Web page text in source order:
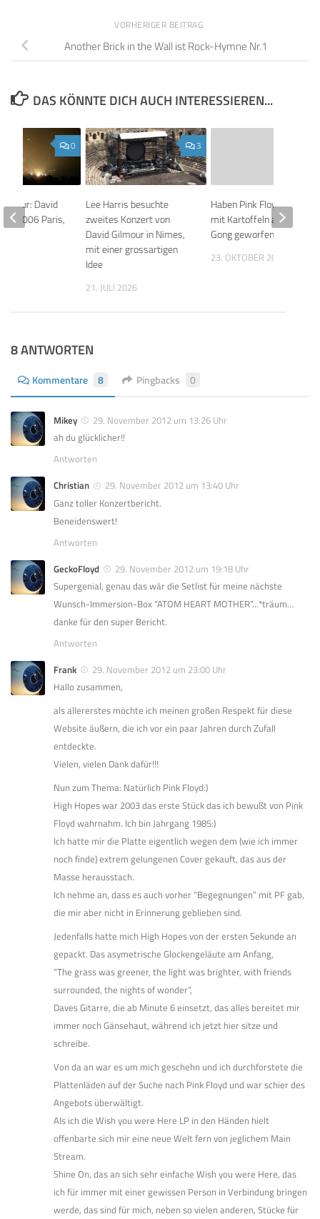
VORHERIGER BEITRAG
Another Brick in the Wall ist Rock-Hymne Nr.1
DAS KÖNNTE DICH AUCH INTERESSIEREN...
3
Lee Harris besuchte
zweites Konzert von
David Gilmour in Nimes,
mit einer grossartigen
Idee
21. JULI 2026
Haben Pink Floyd jemals
mit Kartoffeln auf den
Gong geworfen?
23. OKTOBER 2010
0
Tour: David
Paris,
8 ANTWORTEN
Kommentare 8 Pingbacks 0
Mikey
29. November 2012 um 13:26 Uhr
ah du glücklicher!!
Antworten
Christian
29. November 2012 um 13:40 Uhr
Ganz toller Konzertbericht.
Beneidenswert!
Antworten
GeckoFloyd
29. November 2012 um 19:18 Uhr
Supergenial, genau das wär die Setlist für meine nächste
Wunsch-Immersion-Box “ATOM HEART MOTHER”…*träum…
danke für den super Bericht.
Antworten
Frank
29. November 2012 um 23:00 Uhr
Hallo zusammen,
als allererstes möchte ich meinen großen Respekt für diese
Website äußern, die ich vor ein paar Jahren durch Zufall
entdeckte.
Vielen, vielen Dank dafür!!!
Nun zum Thema: Natürlich Pink Floyd:)
High Hopes war 2003 das erste Stück das ich bewußt von Pink
Floyd wahrnahm. Ich bin Jahrgang 1985:)
Ich hatte mir die Platte eigentlich wegen dem (wie ich immer
noch finde) extrem gelungenen Cover gekauft, das aus der
Masse herausstach.
Ich nehme an, dass es auch vorher “Begegnungen” mit PF gab,
die mir aber nicht in Erinnerung geblieben sind.
Jedenfalls hatte mich High Hopes von der ersten Sekunde an
gepackt. Das asymetrische Glockengeläute am Anfang,
“The grass was greener, the light was brighter, with friends
surrounded, the nights of wonder”,
Daves Gitarre, die ab Minute 6 einsetzt, das alles bereitet mir
immer noch Gänsehaut, während ich jetzt hier sitze und
schreibe.
Von da an war es um mich geschehn und ich durchforstete die
Plattenläden auf der Suche nach Pink Floyd und war schier des
Angebots überwältigt.
Als ich die Wish you were Here LP in den Händen hielt
offenbarte sich mir eine neue Welt fern von jeglichem Main
Stream.
Shine On, das an sich sehr einfache Wish you were Here, das
ich für immer mit einer gewissen Person in Verbindung bringen
werde, das sind für mich, neben so vielen anderen, Stücke für